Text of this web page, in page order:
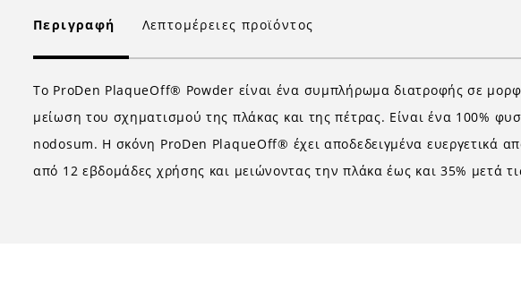
Περιγραφή Λεπτομέρειες προϊόντος
Το ProDen PlaqueOff® Powder είναι ένα συμπλήρωμα διατροφής σε
μείωση του σχηματισμού της πλάκας και της πέτρας. Είναι ένα 100%
nodosum. Η σκόνη ProDen PlaqueOff® έχει αποδεδειγμένα ευεργετικά
από 12 εβδομάδες χρήσης και μειώνοντας την πλάκα έως και 35% μετά